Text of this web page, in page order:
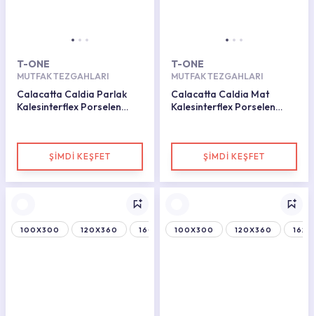
T-ONE
MUTFAK TEZGAHLARI
Calacatta Caldia Parlak
Kalesinterflex Porselen
ŞİMDİ KEŞFET
T-ONE
MUTFAK TEZGAHLARI
Calacatta Caldia Mat
Kalesinterflex Porselen
ŞİMDİ KEŞFET
100X300 120X360 160X320100X300 120X360